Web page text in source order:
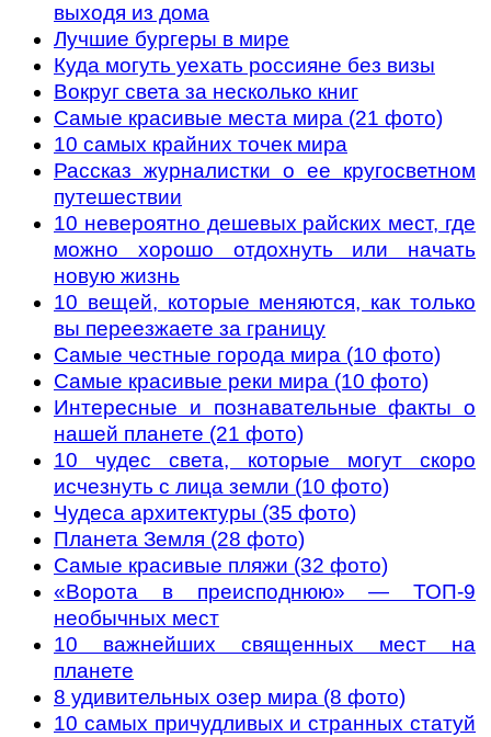
выходя из дома
Лучшие бургеры в мире
Куда могуть уехать россияне без визы
Вокруг света за несколько книг
Самые красивые места мира (21 фото)
10 самых крайних точек мира
Рассказ журналистки о ее кругосветном
путешествии
10 невероятно дешевых райских мест, где
можно хорошо отдохнуть или начать
новую жизнь
10 вещей, которые меняются, как только
вы переезжаете за границу
Самые честные города мира (10 фото)
Самые красивые реки мира (10 фото)
Интересные и познавательные факты о
нашей планете (21 фото)
10 чудес света, которые могут скоро
исчезнуть с лица земли (10 фото)
Чудеса архитектуры (35 фото)
Планета Земля (28 фото)
Самые красивые пляжи (32 фото)
«Ворота в преисподнюю» — ТОП-9
необычных мест
10 важнейших священных мест на
планете
8 удивительных озер мира (8 фото)
10 самых причудливых и странных статуй